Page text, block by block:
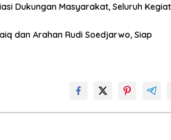
Dukungan Masyarakat, Seluruh
dan Arahan Rudi Soedjarwo, Siap